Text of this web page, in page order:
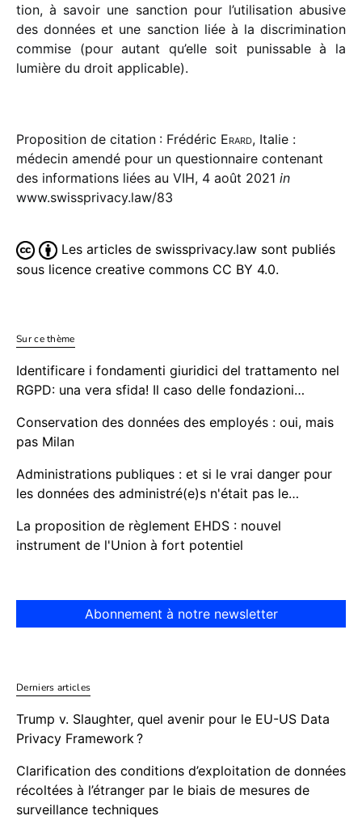
tion, à savoir une sanc­tion pour l’uti­li­sa­tion abusive
des données et une sanc­tion liée à la discri­mi­na­tion
commise (pour autant qu’elle soit punis­sable à la
lumière du droit applicable).
Proposition de citation : Frédéric Erard, Italie :
médecin amendé pour un questionnaire contenant
des informations liées au VIH, 4 août 2021 in
www.swissprivacy.law/83
Les articles de swissprivacy.law sont publiés
sous licence creative commons CC BY 4.0.
Sur ce thème
Identificare i fondamenti giuridici del trattamento nel
RGPD: una vera sfida! Il caso delle fondazioni…
Conservation des données des employés : oui, mais
pas Milan
Administrations publiques : et si le vrai danger pour
les données des administré(e)s n'était pas le…
La proposition de règlement EHDS : nouvel
instrument de l'Union à fort potentiel
Abonnement à notre newsletter
Derniers articles
Trump v. Slaughter, quel avenir pour le EU-US Data
Privacy Framework ?
Clarification des conditions d’exploitation de données
récoltées à l’étranger par le biais de mesures de
surveillance techniques